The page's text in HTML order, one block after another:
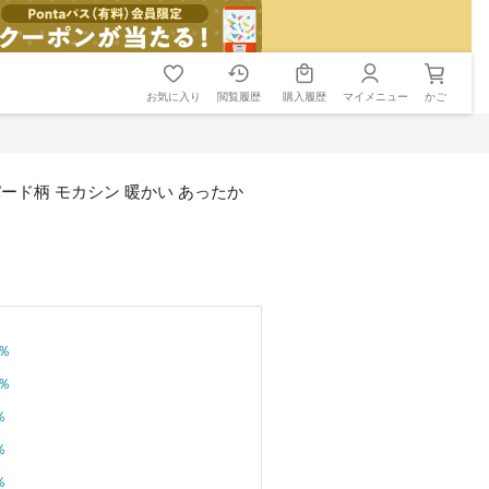
お気に入り 閲覧履歴 購入履歴 マイメニュー かご
ド柄 モカシン 暖かい あったか